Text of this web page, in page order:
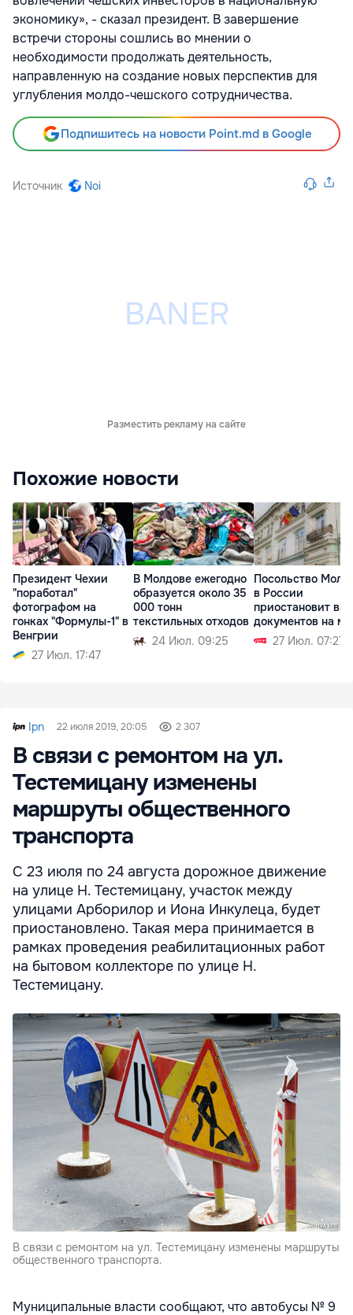
экономику», - сказал президент. В завершение
встречи стороны сошлись во мнении о
необходимости продолжать деятельность,
направленную на создание новых перспектив для
углубления молдо-чешского сотрудничества.
Подпишитесь на новости Point.md в Google
Источник Noi
Разместить рекламу на сайте
Похожие новости
Президент Чехии
"поработал"
фотографом на
гонках "Формулы-1" в
Венгрии
27 Июл. 17:47
В Молдове ежегодно
образуется около 35
000 тонн
текстильных отходов
24 Июл. 09:25
Посольство
в России
приостановит
документов на
27 Июл. 07:27
Ipn 22 июля 2019, 20:05 2 307
В связи с ремонтом на ул.
Тестемицану изменены
маршруты общественного
транспорта
С 23 июля по 24 августа дорожное движение
на улице Н. Тестемицану, участок между
улицами Арборилор и Иона Инкулеца, будет
приостановлено. Такая мера принимается в
рамках проведения реабилитационных работ
на бытовом коллекторе по улице Н.
Тестемицану.
В связи с ремонтом на ул. Тестемицану изменены маршруты
общественного транспорта.
Муниципальные власти сообщают, что автобусы № 9